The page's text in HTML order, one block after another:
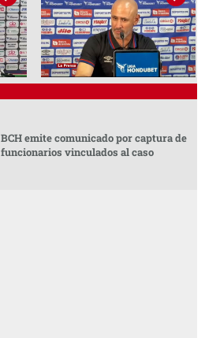
BCH emite comunicado por captura de
funcionarios vinculados al caso